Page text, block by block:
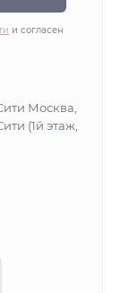
и согласен
Москва,
(1й этаж,